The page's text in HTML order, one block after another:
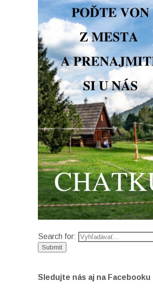
Search for:
Sledujte nás aj na Facebooku